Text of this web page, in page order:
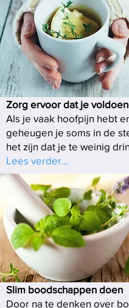
Zorg ervoor dat je
Als je vaak hoofpijn hebt
geheugen je soms in de
het zijn dat je te weinig
Lees verder...
Slim boodschappen doen
Door na te denken over